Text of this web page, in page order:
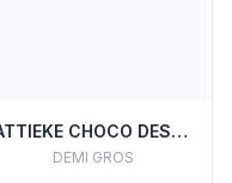
ATTIEKE CHOCO DESYDRATE ETUI 500G
DEMI GROS